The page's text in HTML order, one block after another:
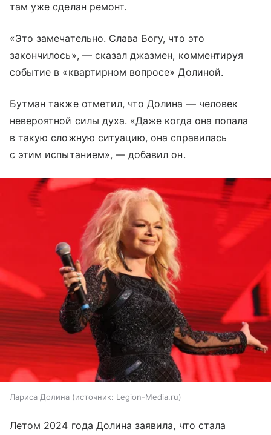
там уже сделан ремонт.
«Это замечательно. Слава Богу, что это
закончилось», — сказал джазмен, комментируя
событие в «квартирном вопросе» Долиной.
Бутман также отметил, что Долина — человек
невероятной силы духа. «Даже когда она попала
в такую сложную ситуацию, она справилась
с этим испытанием», — добавил он.
Лариса Долина источник: Legion-Media.ru
Летом 2024 года Долина заявила, что стала